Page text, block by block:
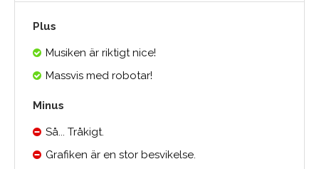
Plus
Musiken är riktigt nice!
Massvis med robotar!
Minus
Så... Tråkigt.
Grafiken är en stor besvikelse.